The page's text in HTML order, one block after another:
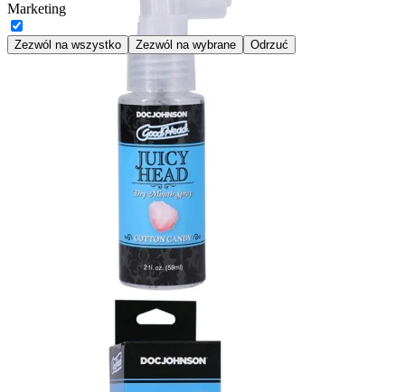
Marketing
Zezwól na wszystko Zezwól na wybrane Odrzuć